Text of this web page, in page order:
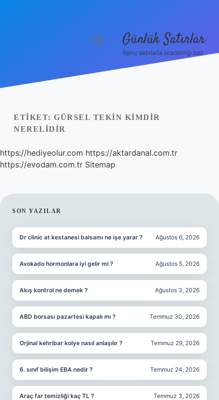
Yasal Uyarı
menüyü Günlük Satırlar
İlginç satırlarla sıradanlığı boz.
ETIKET: GÜRSEL TEKIN KIMDIR
NERELIDIR
https://hediyeolur.com https://aktardanal.com.tr
https://evodam.com.tr Sitemap
SIDEBAR
SON YAZILAR
Dr clinic at kestanesi balsamı ne işe yarar ? Ağustos 6, 2026
Avokado hormonlara iyi gelir mi ? Ağustos 5, 2026
Akış kontrol ne demek ? Ağustos 3, 2026
ABD borsası pazartesi kapalı mı ? Temmuz 30, 2026
Orjinal kehribar kolye nasıl anlaşılır ? Temmuz 29, 2026
6. sınıf bilişim EBA nedir ? Temmuz 24, 2026
Araç far temizliği kaç TL ? Temmuz 3, 2026